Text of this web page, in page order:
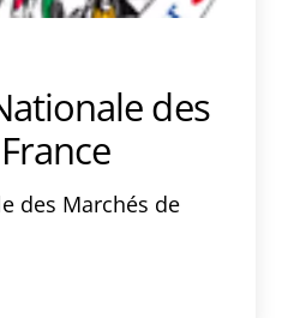
des
des Marchés de